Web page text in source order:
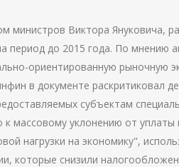
министров Виктора Януковича,
период до 2015 года. По мнению
ориентированную рыночную
в документе раскритиковал
субъектам
к массовому уклонению от
нагрузки на экономику",
которые снизили